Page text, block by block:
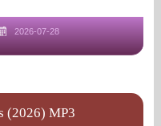
2026-07-28
(2026) MP3